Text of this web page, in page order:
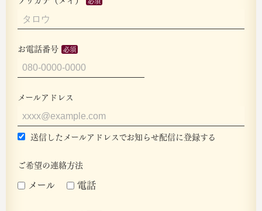
お電話番号
メールアドレス
送信したメールアドレスでお知らせ配信に登録する
ご希望の連絡方法
メール 電話